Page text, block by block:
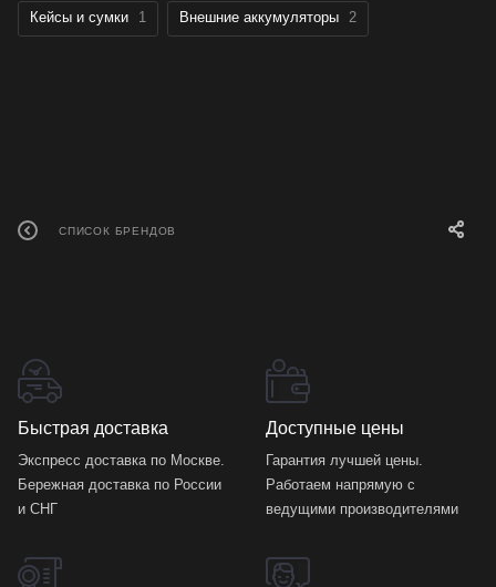
Кейсы и сумки 1 Внешние аккумуляторы 2
СПИСОК БРЕНДОВ
Быстрая доставка
Экспресс доставка по Москве.
Бережная доставка по России
и СНГ
Доступные цены
Гарантия лучшей цены.
Работаем напрямую с
ведущими производителями